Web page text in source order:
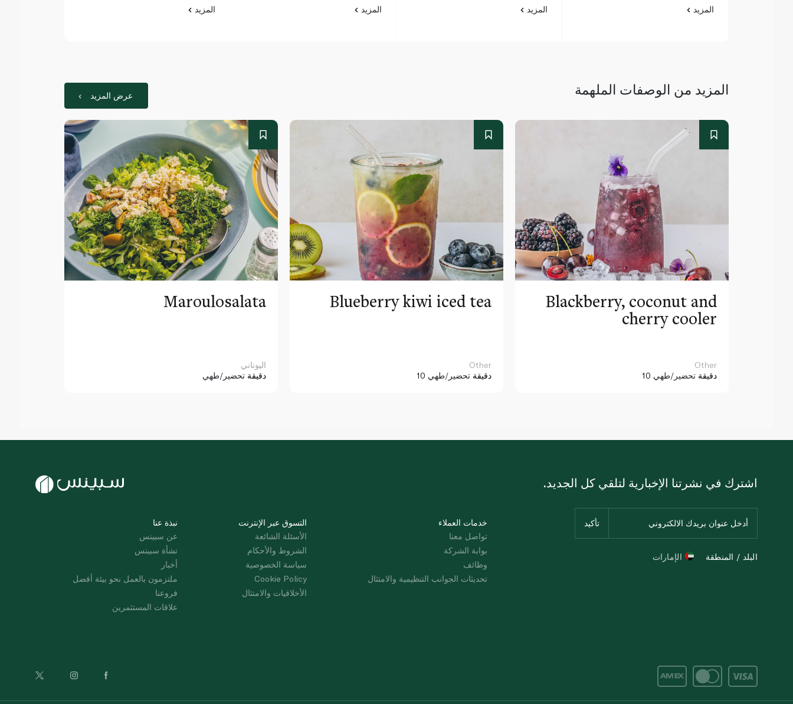
المزيد المزيد المزيد المزيد
المزيد من الوصفات الملهمة عرض المزيد
Maroulosalata
اليوناني
دقيقة تحضير/طهي
Blueberry kiwi iced tea
Other
10 دقيقة تحضير/طهي
Blackberry, coconut and
cherry cooler
Other
10 دقيقة تحضير/طهي
نبذة عنا
عن سبينس
نشأة سبينس
أخبار
ملتزمون بالعمل نحو بيئة أفضل
فروعنا
علاقات المستثمرين
التسوق عبر الإنترنت
الأسئلة الشائعة
الشروط والأحكام
سياسة الخصوصية
Cookie Policy
الأخلاقيات والامتثال
خدمات العملاء
تواصل معنا
بوابة الشركة
وظائف
تحديثات الجوانب التنظيمية والامتثال
اشترك في نشرتنا الإخبارية لتلقي كل الجديد.
البلد / المنطقة الإمارات